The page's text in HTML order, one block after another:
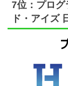
7位：プロ
ド・アイズ